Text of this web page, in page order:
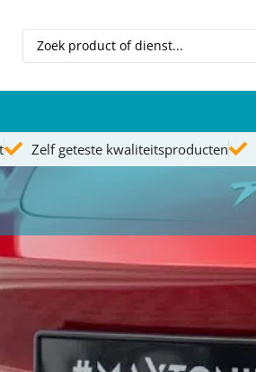
Zelf geteste kwaliteitsproducten